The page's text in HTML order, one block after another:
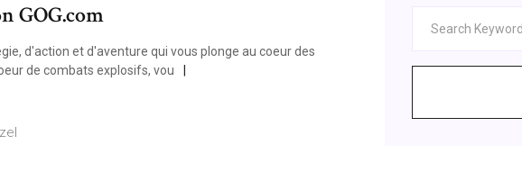
GOG.com
d'action et d'aventure qui vous plonge au coeur des
de combats explosifs, vou